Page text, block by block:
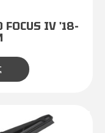
IV '18-